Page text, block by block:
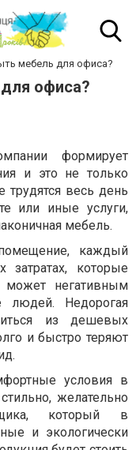
мебель для офиса?
офиса?
формирует
и это не только
весь день
или иные услуги,
мебель.
каждый
которые
может негативным
людей. Недорогая
из дешевых
и быстро теряют
условия в
желательно
который в
и экологически